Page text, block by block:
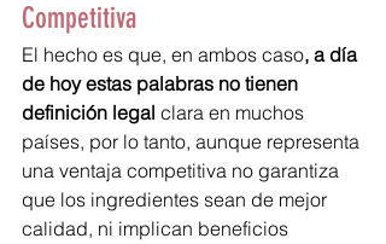
Competitiva
El hecho es que, en ambos caso, a día
de hoy estas palabras no tienen
definición legal clara en muchos
países, por lo tanto, aunque representa
una ventaja competitiva no garantiza
que los ingredientes sean de mejor
calidad, ni implican beneficios